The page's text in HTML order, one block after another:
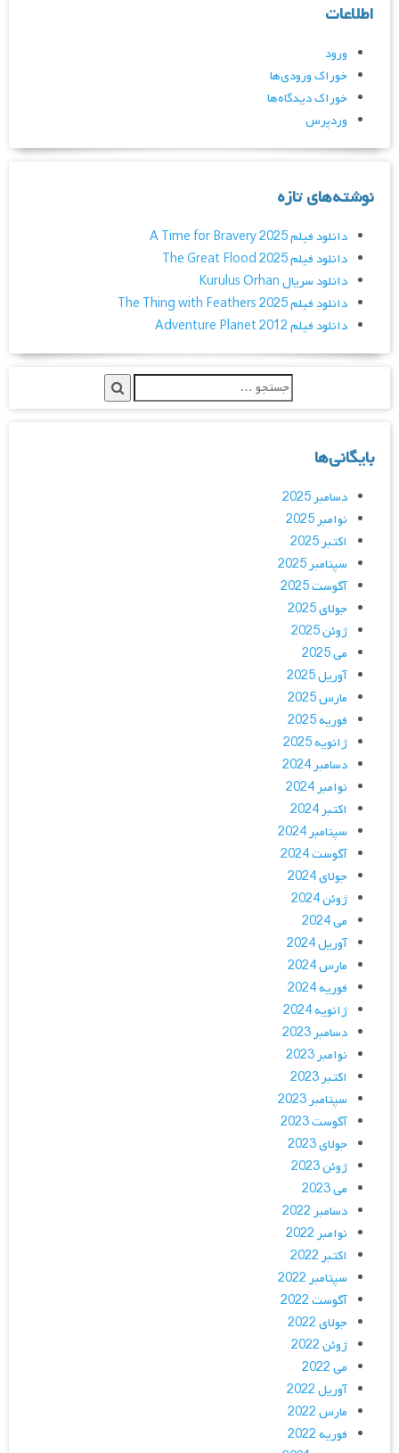
اطلاعات
ورود
خوراک ورودی‌ها
خوراک دیدگاه‌ها
وردپرس
نوشته‌های تازه
دانلود فیلم A Time for Bravery 2025
دانلود فیلم The Great Flood 2025
دانلود سریال Kurulus Orhan
دانلود فیلم The Thing with Feathers 2025
دانلود فیلم Adventure Planet 2012
بایگانی‌ها
دسامبر 2025
نوامبر 2025
اکتبر 2025
سپتامبر 2025
آگوست 2025
جولای 2025
ژوئن 2025
می 2025
آوریل 2025
مارس 2025
فوریه 2025
ژانویه 2025
دسامبر 2024
نوامبر 2024
اکتبر 2024
سپتامبر 2024
آگوست 2024
جولای 2024
ژوئن 2024
می 2024
آوریل 2024
مارس 2024
فوریه 2024
ژانویه 2024
دسامبر 2023
نوامبر 2023
اکتبر 2023
سپتامبر 2023
آگوست 2023
جولای 2023
ژوئن 2023
می 2023
دسامبر 2022
نوامبر 2022
اکتبر 2022
سپتامبر 2022
آگوست 2022
جولای 2022
ژوئن 2022
می 2022
آوریل 2022
مارس 2022
فوریه 2022